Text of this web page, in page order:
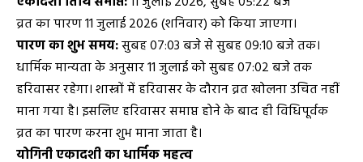
व्रत का पारण 11 जुलाई 2026 (शनिवार) को किया जाएगा।
पारण का शुभ समय:सुबह 07:03 बजे से सुबह 09:10 बजे तक।
धार्मिक मान्यता के अनुसार 11 जुलाई को सुबह 07:02 बजे तक
हरिवासर रहेगा। शास्त्रों में हरिवासर के दौरान व्रत खोलना उचित नहीं
माना गया है। इसलिए हरिवासर समाप्त होने के बाद ही विधिपूर्वक
व्रत का पारण करना शुभ माना जाता है।
योगिनी एकादशी का धार्मिक महत्व